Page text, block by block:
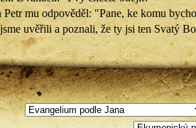
Petr mu odpověděl: "Pane, ke komu
uvěřili a poznali, že ty jsi ten Svatý